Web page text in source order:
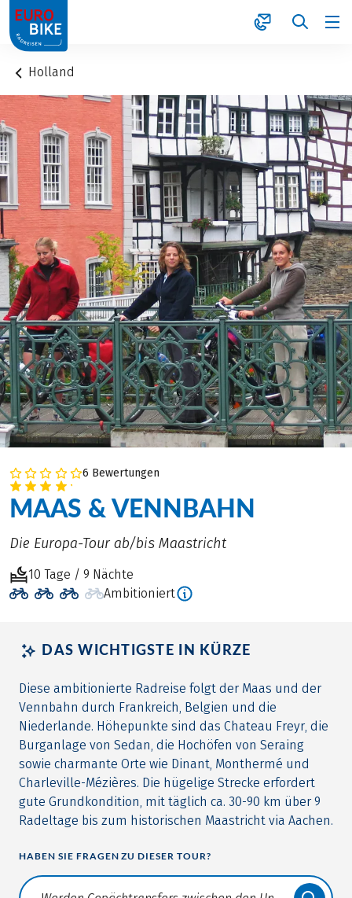
1
Holland
6 Bewertungen
MAAS & VENNBAHN
Die Europa-Tour ab/bis Maastricht
10 Tage / 9 Nächte
Ambitioniert
DAS WICHTIGSTE IN KÜRZE
Diese ambitionierte Radreise folgt der Maas und der
Vennbahn durch Frankreich, Belgien und die
Niederlande. Höhepunkte sind das Chateau Freyr, die
Burganlage von Sedan, die Hochöfen von Seraing
sowie charmante Orte wie Dinant, Monthermé und
Charleville-Mézières. Die hügelige Strecke erfordert
gute Grundkondition, mit täglich ca. 30-90 km über 9
Radeltage bis zum historischen Maastricht via Aachen.
HABEN SIE FRAGEN ZU DIESER TOUR?